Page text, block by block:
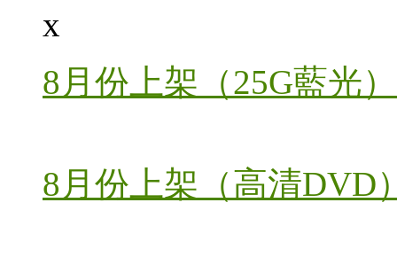
x
8月份上架（25G藍光）
8月份上架（高清DVD